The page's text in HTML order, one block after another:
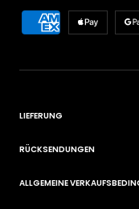
LIEFERUNG
RÜCKSENDUNGEN
ALLGEMEINE